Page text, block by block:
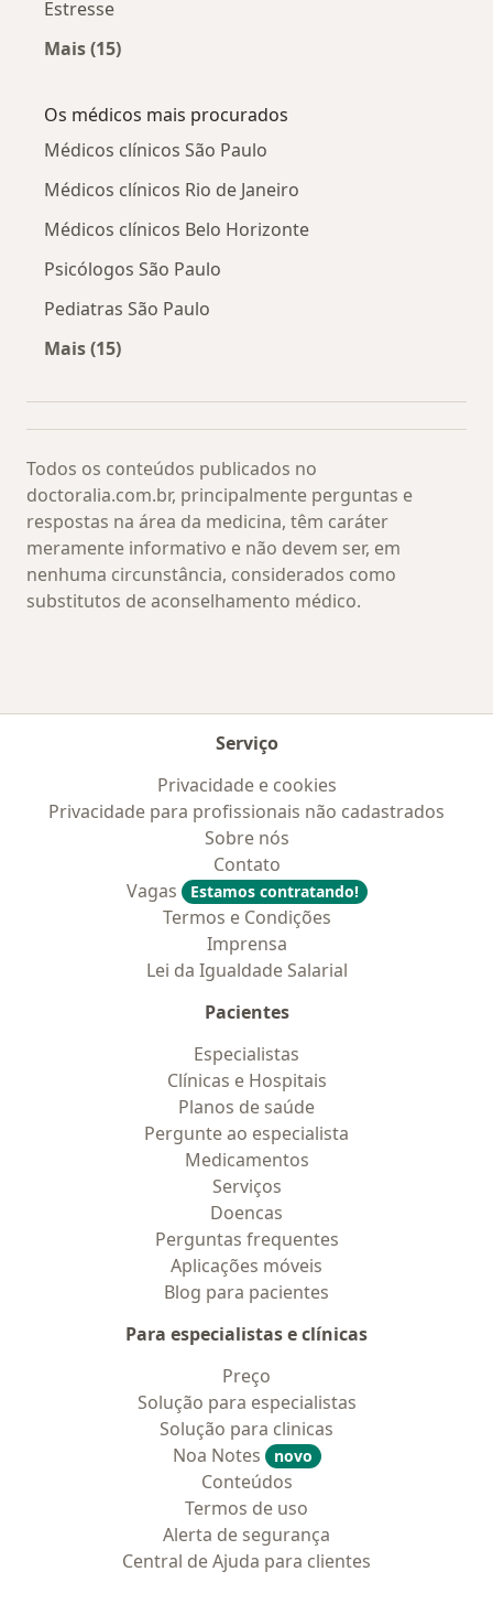
Estresse
Mais (15)
Os médicos mais procurados
Médicos clínicos São Paulo
Médicos clínicos Rio de Janeiro
Médicos clínicos Belo Horizonte
Psicólogos São Paulo
Pediatras São Paulo
Mais (15)
Todos os conteúdos publicados no
doctoralia.com.br, principalmente perguntas e
respostas na área da medicina, têm caráter
meramente informativo e não devem ser, em
nenhuma circunstância, considerados como
substitutos de aconselhamento médico.
Serviço
Privacidade e cookies
Privacidade para profissionais não cadastrados
Sobre nós
Contato
Vagas
Estamos contratando!
Termos e Condições
Imprensa
Lei da Igualdade Salarial
Pacientes
Especialistas
Clínicas e Hospitais
Planos de saúde
Pergunte ao especialista
Medicamentos
Serviços
Doencas
Perguntas frequentes
Aplicações móveis
Blog para pacientes
Para especialistas e clínicas
Preço
Solução para especialistas
Solução para clinicas
Noa Notes
novo
Conteúdos
Termos de uso
Alerta de segurança
Central de Ajuda para clientes